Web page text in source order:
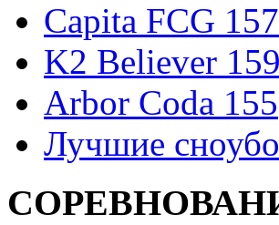
Capita FCG 157
K2 Believer 159
Arbor Coda 155
Лучшие